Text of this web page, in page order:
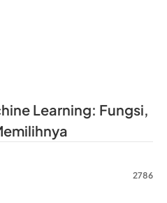
Learning: Fungsi,
2786